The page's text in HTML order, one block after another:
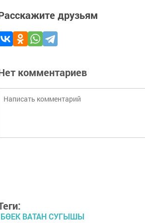
друзьям
комментариев
БӨЕК ВАТАН СУГЫШЫ